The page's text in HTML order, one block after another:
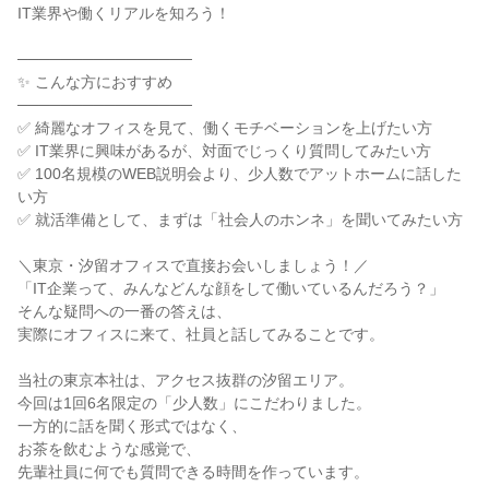
IT業界や働くリアルを知ろう！
────────────────
✨ こんな方におすすめ
────────────────
✅ 綺麗なオフィスを見て、働くモチベーションを上げたい方
✅ IT業界に興味があるが、対面でじっくり質問してみたい方
✅ 100名規模のWEB説明会より、少人数でアットホームに話した
い方
✅ 就活準備として、まずは「社会人のホンネ」を聞いてみたい方
＼東京・汐留オフィスで直接お会いしましょう！／
「IT企業って、みんなどんな顔をして働いているんだろう？」
そんな疑問への一番の答えは、
実際にオフィスに来て、社員と話してみることです。
当社の東京本社は、アクセス抜群の汐留エリア。
今回は1回6名限定の「少人数」にこだわりました。
一方的に話を聞く形式ではなく、
お茶を飲むような感覚で、
先輩社員に何でも質問できる時間を作っています。